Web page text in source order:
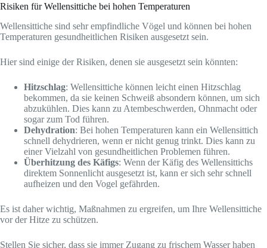
Risiken für Wellensittiche bei hohen Temperaturen
Wellensittiche sind sehr empfindliche Vögel und können bei hohen
Temperaturen gesundheitlichen Risiken ausgesetzt sein.
Hier sind einige der Risiken, denen sie ausgesetzt sein könnten:
Hitzschlag: Wellensittiche können leicht einen Hitzschlag
bekommen, da sie keinen Schweiß absondern können, um sich
abzukühlen. Dies kann zu Atembeschwerden, Ohnmacht oder
sogar zum Tod führen.
Dehydration: Bei hohen Temperaturen kann ein Wellensittich
schnell dehydrieren, wenn er nicht genug trinkt. Dies kann zu
einer Vielzahl von gesundheitlichen Problemen führen.
Überhitzung des Käfigs: Wenn der Käfig des Wellensittichs
direktem Sonnenlicht ausgesetzt ist, kann er sich sehr schnell
aufheizen und den Vogel gefährden.
Es ist daher wichtig, Maßnahmen zu ergreifen, um Ihre Wellensittiche
vor der Hitze zu schützen.
Stellen Sie sicher, dass sie immer Zugang zu frischem Wasser haben